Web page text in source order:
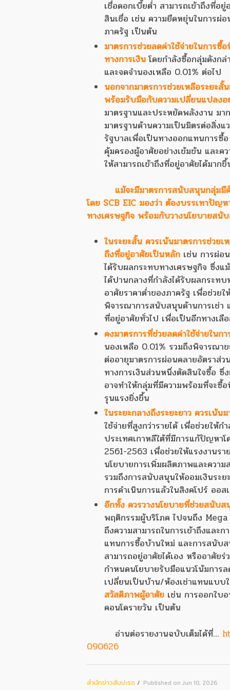
เชื่อดอกเบี้ยต่ำ สามารถเข้าถึงที่
สินเชื่อ เช่น ความยืดหยุ่นในการ
ภาครัฐ เป็นต้น
มาตรการช่วยลดค่าใช้จ่ายในการ
ทางการเงินโดยกำลังซื้อกลุ่มดังกล่
และจดจำนองเหลือ 0.01% ต่อไป
นอกจากมาตรการช่วยเหลือระยะ
พร้อมรับมือกับความเปลี่ยนแปลง
มาตรฐานและประหยัดพลังงาน ม
มาตรฐานด้านความเป็นมิตรต่อสิ่ง
รัฐบาลเพื่อเป็นทางออกแทนการซื้
คุ้มครองผู้อาศัยอย่างเข้มข้น และค
ให้สามารถเข้าถึงที่อยู่อาศัยได้มาก
แม้จะมีมาตรการสนับสนุนกลุ่ม
โดย SCB EIC มองว่า ต้องบรรเทาปัญ
ทางเศรษฐกิจ พร้อมกับวางนโยบายส
ในระยะสั้น ควรเน้นมาตรการช่วย
ถึงที่อยู่อาศัยเป็นหลัก เช่น การผ่อ
ได้รับผลกระทบทางเศรษฐกิจ ซึ่งแ
ได้ปานกลางที่กำลังได้รับผลกระท
อาศัยราคาต่ำของภาครัฐ เพื่อช่วย
พิจารณาการสนับสนุนด้านการเช่
ที่อยู่อาศัยทั่วไป เพื่อเป็นอีกทางเ
คงมาตรการที่ช่วยลดค่าใช้จ่ายในก
นองเหลือ 0.01% รวมถึงพิจารณา
ต่ออายุมาตรการผ่อนคลายอัตราส่
ทางการเงินส่วนหนึ่งตัดสินใจซื้อ ซึ่
อาจทำให้กลุ่มที่มีความพร้อมที่จะซื้
รุนแรงยิ่งขึ้น
ในระยะกลางถึงระยะยาว ควรเน้
ใช้จ่ายที่สูงกว่ารายได้ เพื่อช่วยให้
ประเทศเกาหลีใต้ที่มีการแก้ปัญหา
2561-2563 เพื่อช่วยให้แรงงานร
นโยบายการเพิ่มผลิตภาพและความ
รวมถึงการสนับสนุนให้ออมเงินระ
การดำเนินการแล้วในสิงคโปร์ ออส
อีกทั้ง ควรวางนโยบายที่ช่วยสนับ
พฤติกรรมผู้บริโภค ไปจนถึง
ถึงความสามารถในการเข้าถึงแล
แทนการซื้อบ้านใหม่ และการสนับ
สามารถอยู่อาศัยได้เอง หรืออา
กำหนดนโยบายรับมือแนวโน้มการ
เปลี่ยนเป็นบ้าน/ห้องเช่าแทนแบ
สวัสดิภาพผู้อาศัย เช่น การออกใบ
คอนโดรายวัน เป็นต้น
อ่านต่อรายงานฉบับเต็มได้ที่...
090626
สํานักข่าวสับปะรด Published on Jun 10, 2026